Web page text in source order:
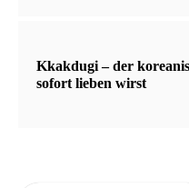
Kkakdugi – der
sofort lieben wirst